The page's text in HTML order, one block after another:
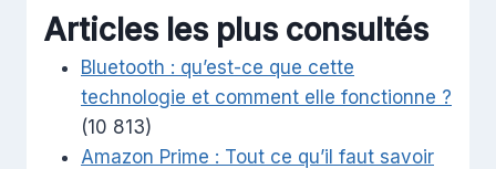
Articles les plus consultés
Bluetooth : qu’est-ce que cette
technologie et comment elle fonctionne ?
(10 813)
Amazon Prime : Tout ce qu’il faut savoir